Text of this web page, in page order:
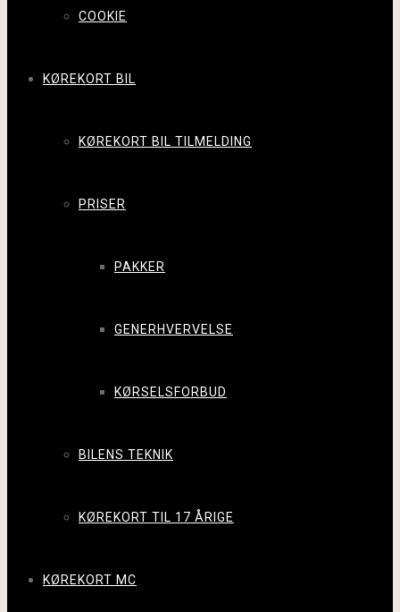
COOKIE
KØREKORT BIL
KØREKORT BIL TILMELDING
PRISER
PAKKER
GENERHVERVELSE
KØRSELSFORBUD
BILENS TEKNIK
KØREKORT TIL 17 ÅRIGE
KØREKORT MC